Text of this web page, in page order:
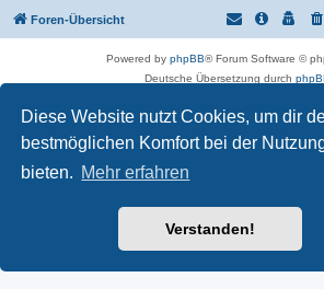
Diese Website nutzt Cookies, um dir
bestmöglichen Komfort bei der
bieten. Mehr erfahren
Verstanden!
Foren-Übersicht
Powered by phpBB® Forum Software ©
Deutsche Übersetzung durch